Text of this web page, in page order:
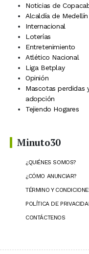
Noticias de
Alcaldía de Medellín
Internacional
Loterías
Entretenimiento
Atlético Nacional
Liga Betplay
Opinión
Mascotas perdidas
adopción
Tejiendo Hogares
Minuto30
¿QUIÉNES SOMOS?
¿CÓMO ANUNCIAR?
TÉRMINO Y
POLÍTICA DE
CONTÁCTENOS